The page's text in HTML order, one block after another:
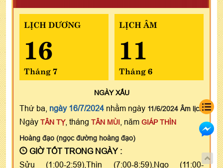
LỊCH DƯƠNG
16
Tháng 7
LỊCH ÂM
11
Tháng 6
NGÀYXẤU
Thứ ba, ngày 16/7/2024 nhằm ngày 11/6/2024 Âm lịch
Ngày TÂN TỴ, tháng TÂN MÙI , năm GIÁP THÌN
Hoàng đạo (ngọc đường hoàng đạo)
GIỜ TỐT TRONG NGÀY :
Sửu (1:00-2:59),Thìn (7:00-8:59),Ngọ (11:00-